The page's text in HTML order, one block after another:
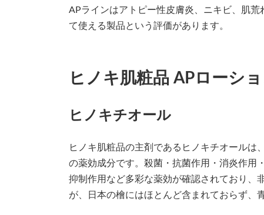
APラインはアトピー性皮膚炎、ニキビ、肌
て使える製品という評価があります。
ヒノキ肌粧品 APローシ
ヒノキチオール
ヒノキ肌粧品の主剤であるヒノキチオールは
の薬効成分です。殺菌・抗菌作用・消炎作用
抑制作用など多彩な薬効が確認されており、
が、日本の檜にはほとんど含まれておらず、